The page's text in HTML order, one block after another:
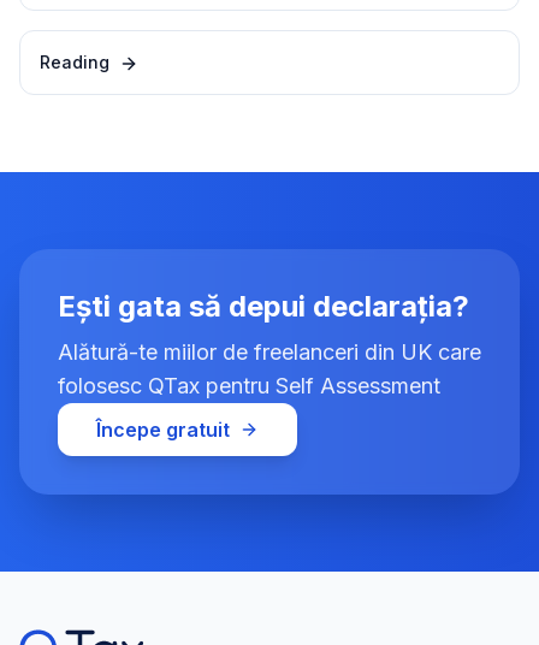
Reading
Ești gata să depui declarația?
Alătură-te miilor de freelanceri din UK care
folosesc QTax pentru Self Assessment
Începe gratuit